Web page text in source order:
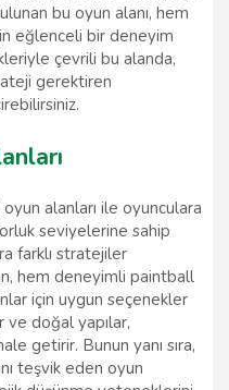
bu oyun alanı, hem
eğlenceli bir deneyim
çevrili bu alanda,
gerektiren
alanları ile oyunculara
seviyelerine sahip
farklı stratejiler
hem deneyimli paintball
için uygun seçenekler
ve doğal yapılar,
getirir. Bunun yanı sıra,
teşvik eden oyun